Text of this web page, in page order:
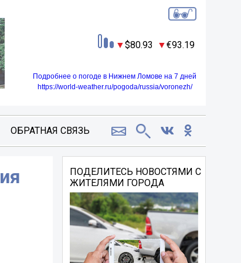
80.93 93.19
Подробнее о погоде в Нижнем Ломове на 7 дней
https://world-weather.ru/pogoda/russia/voronezh/
ОБРАТНАЯ СВЯЗЬ
ПОДЕЛИТЕСЬ НОВОСТЯМИ С
ЖИТЕЛЯМИ ГОРОДА